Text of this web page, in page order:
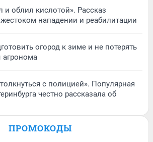
и облил кислотой». Рассказ
нападении и реабилитации
огород к зиме и не потерять
с полицией». Популярная
честно рассказала об
ПРОМОКОДЫ